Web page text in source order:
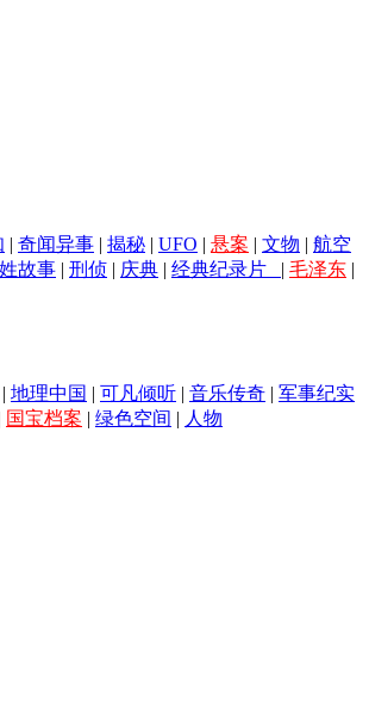
| 奇闻异事 | 揭秘 | UFO | 悬案 | 文物 | 航空
故事 | 刑侦 | 庆典 | 经典纪录片 | 毛泽东 |
| 地理中国 | 可凡倾听 | 音乐传奇 | 军事纪实
国宝档案 | 绿色空间 | 人物